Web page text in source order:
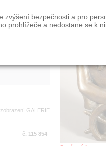
SLEVY
jen slevy
GALERIE
č. 115 854
zvýšení bezpečnosti a pro
prohlížeče a nedostane se k